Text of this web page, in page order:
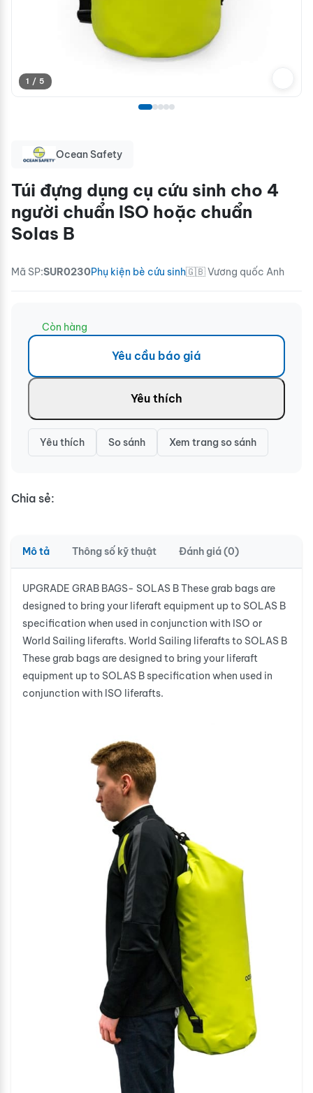
1 / 5
Ocean Safety
Túi đựng dụng cụ cứu sinh cho 4
người chuẩn ISO hoặc chuẩn
Solas B
Mã SP:SUR0230Phụ kiện bè cứu sinh🇬🇧 Vương quốc Anh
Còn hàng
Yêu cầu báo giá
Yêu thích
Yêu thích So sánh Xem trang so sánh
Chia sẻ:
Mô tả Thông số kỹ thuật Đánh giá (0)
UPGRADE GRAB BAGS- SOLAS B These grab bags are
designed to bring your liferaft equipment up to SOLAS B
specification when used in conjunction with ISO or
World Sailing liferafts. World Sailing liferafts to SOLAS B
These grab bags are designed to bring your liferaft
equipment up to SOLAS B specification when used in
conjunction with ISO liferafts.